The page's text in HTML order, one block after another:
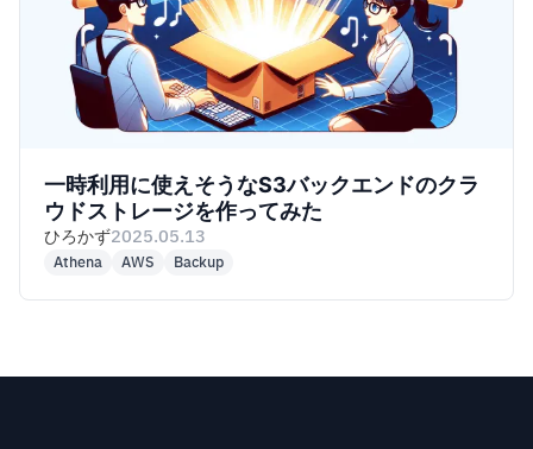
一時利用に使えそうなS3バックエンドのクラ
ウドストレージを作ってみた
ひろかず2025.05.13
Athena AWS Backup